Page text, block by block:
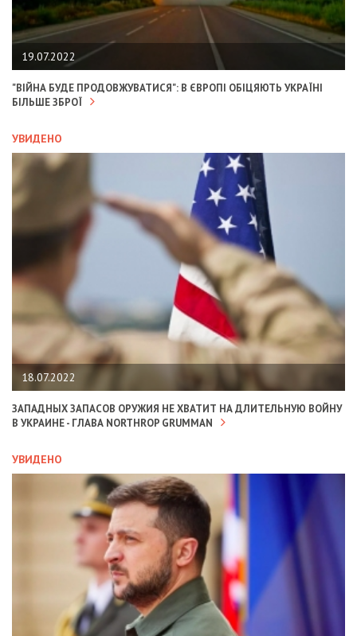
19.07.2022
"ВІЙНА БУДЕ ПРОДОВЖУВАТИСЯ": В ЄВРОПІ ОБІЦЯЮТЬ УКРАЇНІ
БІЛЬШЕ ЗБРОЇ
УВИДЕНО
18.07.2022
ЗАПАДНЫХ ЗАПАСОВ ОРУЖИЯ НЕ ХВАТИТ НА ДЛИТЕЛЬНУЮ ВОЙНУ
В УКРАИНЕ - ГЛАВА NORTHROP GRUMMAN
УВИДЕНО